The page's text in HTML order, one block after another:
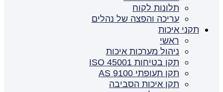
תלונות לקוח
עריכה והפצה של נהלים
תקני איכות
ראשי
ניהול מערכות איכות
תקן בטיחות ISO 45001
תקן תעופתי AS 9100
תקן איכות הסביבה